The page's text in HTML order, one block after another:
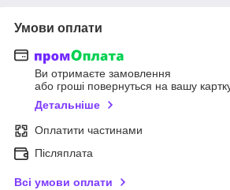
Умови оплати
Ви отримаєте замовлення
або гроші повернуться на вашу
Детальніше
Оплатити частинами
Післяплата
Всі умови оплати